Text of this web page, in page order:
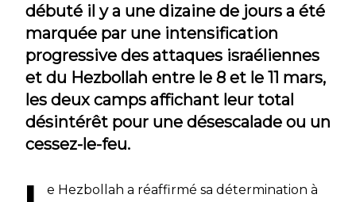
débuté il y a une dizaine de jours a été
marquée par une intensification
progressive des attaques israéliennes
et du Hezbollah entre le 8 et le 11 mars,
les deux camps affichant leur total
désintérêt pour une désescalade ou un
cessez-le-feu.
e Hezbollah a réaffirmé sa détermination à